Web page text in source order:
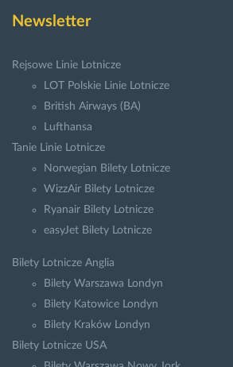
Newsletter
Rejsowe Linie Lotnicze
LOT Polskie Linie Lotnicze
British Airways (BA)
Lufthansa
Tanie Linie Lotnicze
Norwegian Bilety Lotnicze
WizzAir Bilety Lotnicze
Ryanair Bilety Lotnicze
easyJet Bilety Lotnicze
Bilety Lotnicze Anglia
Bilety Warszawa Londyn
Bilety Katowice Londyn
Bilety Kraków Londyn
Bilety Lotnicze USA